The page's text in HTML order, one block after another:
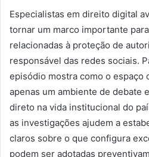
Especialistas em direito digital
tornar um marco importante
relacionadas à proteção de
responsável das redes sociais.
episódio mostra como o espaço
apenas um ambiente de debate
direto na vida institucional do
as investigações ajudem a
claros sobre o que configura
podem ser adotadas